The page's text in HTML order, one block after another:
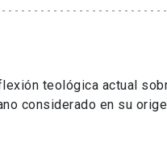
teológica actual
considerado en su